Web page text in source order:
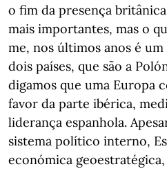
o fim da presença
mais importantes, mas o
me, nos últimos anos é
dois países, que são a
digamos que uma Europa
favor da parte ibérica,
liderança espanhola.
sistema político interno,
económica